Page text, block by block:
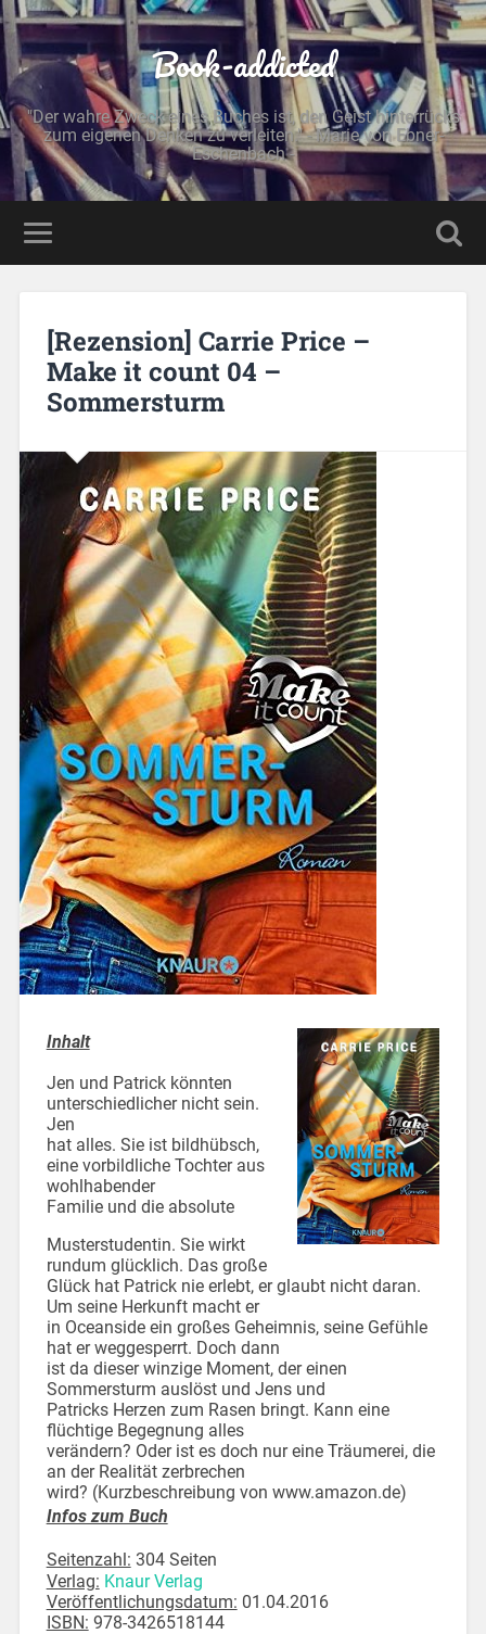
Book-addicted
"Der wahre Zweck eines Buches ist, den Geist hinterrücks
zum eigenen Denken zu verleiten." - Marie von Ebner-
Eschenbach -
[Rezension] Carrie Price –
Make it count 04 –
Sommersturm
Inhalt
Jen und Patrick könnten
unterschiedlicher nicht sein.
Jen
hat alles. Sie ist bildhübsch,
eine vorbildliche Tochter aus
wohlhabender
Familie und die absolute
Musterstudentin. Sie wirkt
rundum glücklich. Das große
Glück hat Patrick nie erlebt, er glaubt nicht daran.
Um seine Herkunft macht er
in Oceanside ein großes Geheimnis, seine Gefühle
hat er weggesperrt. Doch dann
ist da dieser winzige Moment, der einen
Sommersturm auslöst und Jens und
Patricks Herzen zum Rasen bringt. Kann eine
flüchtige Begegnung alles
verändern? Oder ist es doch nur eine Träumerei, die
an der Realität zerbrechen
wird? (Kurzbeschreibung von www.amazon.de)
Infos zum Buch
Seitenzahl: 304 Seiten
Verlag: Knaur Verlag
Veröffentlichungsdatum: 01.04.2016
ISBN: 978-3426518144